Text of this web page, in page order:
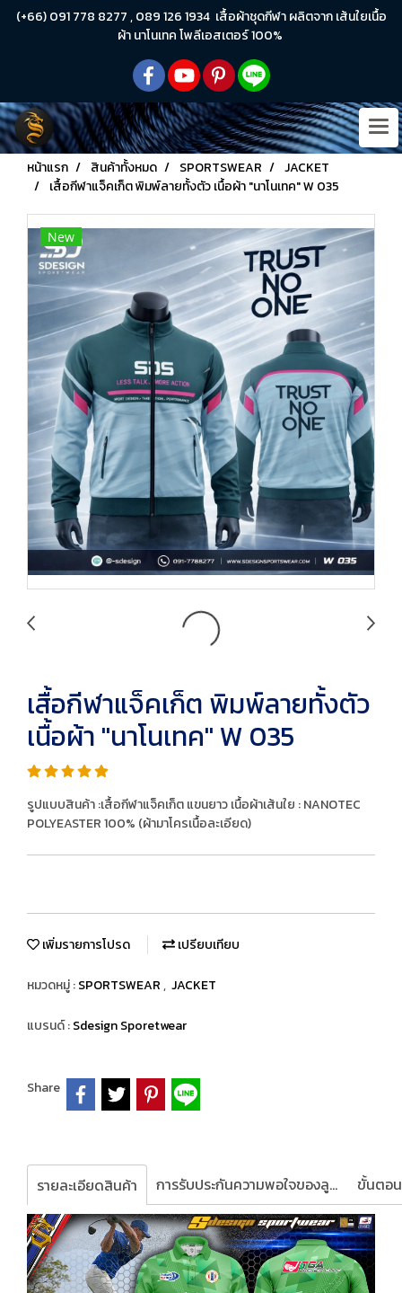
(+66) 091 778 8277 , 089 126 1934 เสื้อผ้าชุดกีฬา ผลิตจาก เส้นใยเนื้อ
ผ้า นาโนเทค โพลีเอสเตอร์ 100%
หน้าแรก สินค้าทั้งหมด SPORTSWEAR
JACKET
เสื้อกีฬาแจ็คเก็ต พิมพ์ลายทั้งตัว เนื้อผ้า "นาโนเทค" W 035
New
เสื้อกีฬาแจ็คเก็ต พิมพ์ลายทั้งตัว
เนื้อผ้า "นาโนเทค" W 035
รูปแบบสินค้า :เสื้อกีฬาแจ็คเก็ต แขนยาว เนื้อผ้าเส้นใย : NANOTEC
POLYEASTER 100% (ผ้ามาโครเนื้อละเอียด)
เพิ่มรายการโปรด เปรียบเทียบ
หมวดหมู่ :SPORTSWEAR, JACKET
แบรนด์ :Sdesign Sporetwear
Share
รายละเอียดสินค้า การรับประกันความพอใจของลูกค้า